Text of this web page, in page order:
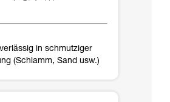
in schmutziger
(Schlamm, Sand usw.)